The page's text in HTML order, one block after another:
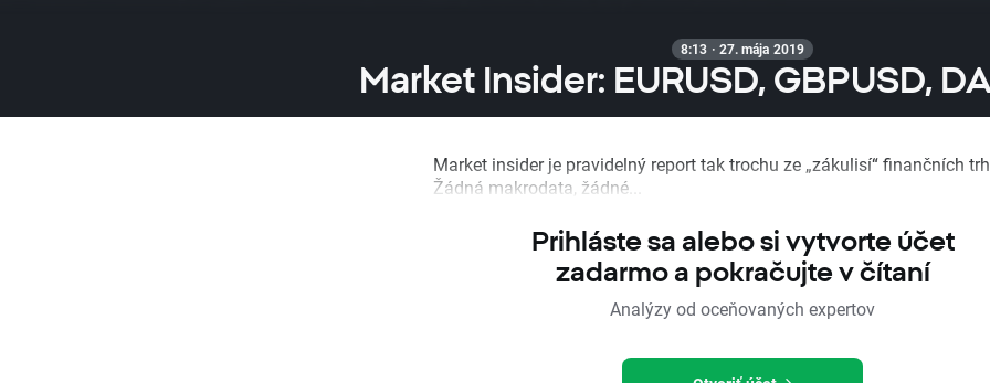
8:13 · 27. mája 2019
Market Insider: EURUSD, GBPUSD,
Market insider je pravidelný report tak trochu ze „zákulisí“ finančních
Žádná makrodata, žádné...
Prihláste sa alebo si vytvorte účet
zadarmo a pokračujte v čítaní
Analýzy od oceňovaných expertov